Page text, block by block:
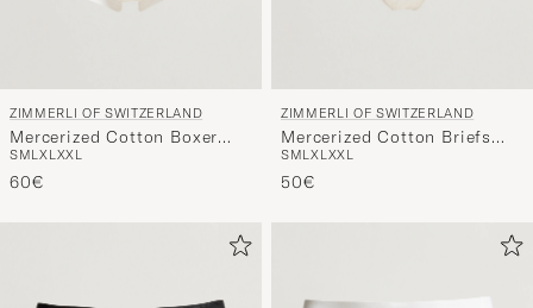
ZIMMERLI OF SWITZERLAND
Mercerized Cotton Boxer
Briefs White
SMLXLXXL
60€
ZIMMERLI OF SWITZERLAND
Mercerized Cotton Briefs
White
SMLXLXXL
50€